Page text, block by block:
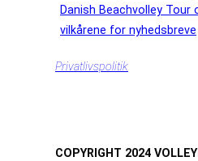
Danish Beachvolley Tour
vilkårene for nyhedsbreve
Privatlivspolitik
COPYRIGHT 2024